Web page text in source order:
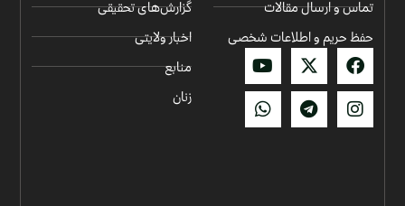
تماس و ارسال مقالات
حفظ حریم و اطلاعات شخصی
گزارش‌های تحقیقی
اخبار ولایتی
منابع
زنان